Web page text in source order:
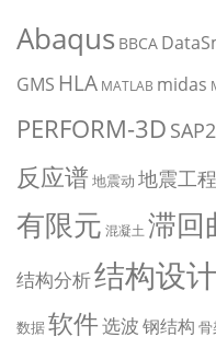
Abaqus BBCA
GMS HLA MATLAB midas
PERFORM-3D
反应谱 地震动 地震工程
有限元 混凝土 滞回
结构分析结构设计
数据软件选波钢结构 骨